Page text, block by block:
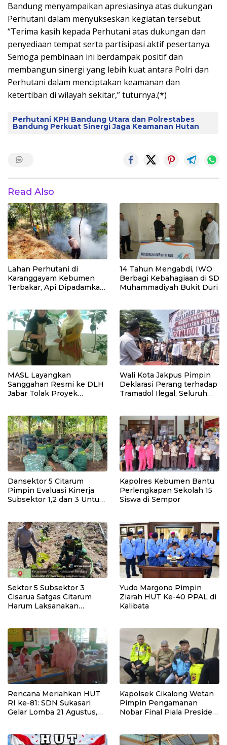
Bandung menyampaikan apresiasinya atas dukungan
Perhutani dalam menyukseskan kegiatan tersebut.
“Terima kasih kepada Perhutani atas dukungan dan
penyediaan tempat serta partisipasi aktif pesertanya.
Semoga pembinaan ini berdampak positif dan
membangun sinergi yang lebih kuat antara Polri dan
Perhutani dalam menciptakan keamanan dan
ketertiban di wilayah sekitar,” tuturnya.(*)
Perhutani KPH Bandung Utara dan Polrestabes
Bandung Perkuat Sinergi Jaga Keamanan Hutan
Read Also
Lahan Perhutani di
Karanggayam Kebumen
Terbakar, Api Dipadamkan
14 Tahun Mengabdi, IWO
Berbagi Kebahagiaan di SD
Muhammadiyah Bukit Duri
MASL Layangkan
Sanggahan Resmi ke DLH
Jabar Tolak Proyek
Budaya dan Risiko Gempa
Sesar Baribis
Wali Kota Jakpus Pimpin
Deklarasi Perang terhadap
Tramadol Ilegal, Seluruh
Dansektor 5 Citarum
Pimpin Evaluasi Kinerja
Subsektor 1,2 dan 3 Untuk
Lingkungan
Kapolres Kebumen Bantu
Perlengkapan Sekolah 15
Siswa di Sempor
Sektor 5 Subsektor 3
Cisarua Satgas Citarum
Harum Laksanakan
Perkuat Edukasi
Kepedulian Lingkungan
Yudo Margono Pimpin
Ziarah HUT Ke-40 PPAL di
Kalibata
Rencana Meriahkan HUT
RI ke-81: SDN Sukasari
Gelar Lomba 21 Agustus,
Kapolsek Cikalong Wetan
Pimpin Pengamanan
Nobar Final Piala Presiden